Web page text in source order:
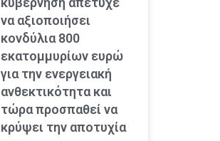
να αξιοποιήσει
κονδύλια 800
εκατομμυρίων ευρώ
για την ενεργειακή
ανθεκτικότητα και
τώρα προσπαθεί να
κρύψει την αποτυχία